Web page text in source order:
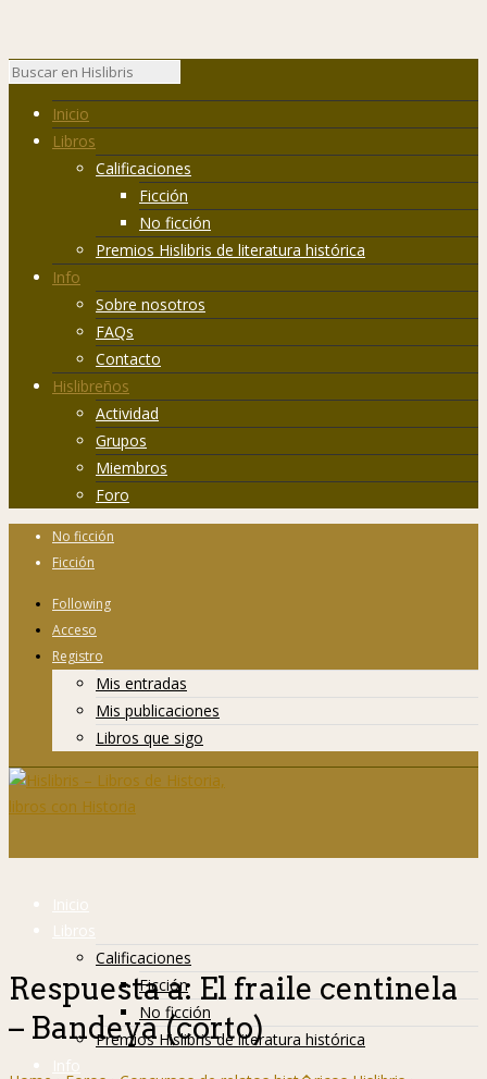
Inicio
Libros
Calificaciones
Ficción
No ficción
Premios Hislibris de literatura histórica
Info
Sobre nosotros
FAQs
Contacto
Hislibreños
Actividad
Grupos
Miembros
Foro
No ficción
Ficción
Following
Acceso
Registro
Mis entradas
Mis publicaciones
Libros que sigo
Inicio
Libros
Calificaciones
Ficción
No ficción
Premios Hislibris de literatura histórica
Info
Respuesta a: El fraile centinela
– Bandeya (corto)